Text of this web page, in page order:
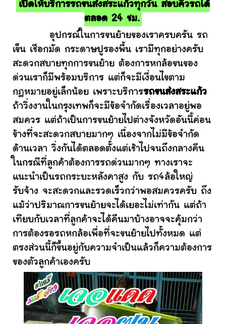
เปิดให้บริการรถขนส่งสระแก้วทุกวัน สอบคิวรถได้
ตลอด 24 ชม.
อุปกรณ์ในการขนย้ายของเราครบครัน รถ
เข็น เชือกมัด กระดาษปูรองพื้น เรามีทุกอย่างครับ
สะดวกสบายทุกการขนย้าย ต้องการหกล้อขนของ
ด่วนเราก็มีพร้อมบริการ แต่ก็จะมีเงื่อนไขตาม
กฎหมายอยู่เล็กน้อย เพราะบริการรถขนส่งสระแก้ว
ถ้าวิ่งงานในกรุงเทพก็จะมีข้อจำกัดเรื่องเวลาอยู่พอ
สมควร แต่ถ้าเป็นการขนย้ายไปต่างจังหวัดอันนี้ค่อน
ข้างที่จะสะดวกสบายมากๆ เนื่องจากไม่มีข้อจำกัด
ด้านเวลา วิ่งกันได้ตลอดตั้งแต่เช้าไปจนถึงกลางคืน
ในกรณีที่ลูกค้าต้องการรถด่วนมากๆ ทางเราจะ
แนะนำเป็นรถกระบะหลังคาสูง กับ รถ4ล้อใหญ่
รับจ้าง จะสะดวกและรวดเร็วกว่าพอสมควรครับ ถึง
แม้ว่าปริมาณการขนย้ายจะได้เยอะไม่เท่ากัน แต่ถ้า
เทียบกับเวลาที่ลูกค้าจะได้คืนมาบ้างอาจจะคุ้มกว่า
การต้องรอรถหกล้อเพื่อที่จะขนย้ายไปทั้งหมด แต่
ตรงส่วนนี้ก็ขึ้นอยู่กับความจำเป็นแล้วก็ความต้องการ
ของตัวลูกค้าเองครับ